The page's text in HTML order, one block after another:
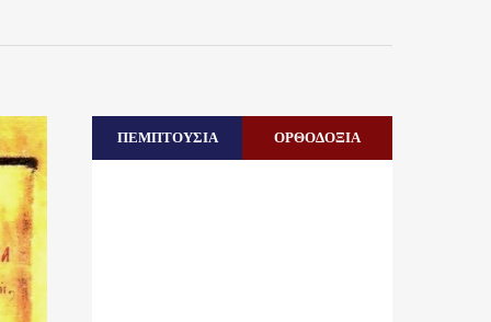
ΠΕΜΠΤΟΥΣΙΑ ΟΡΘΟΔΟΞΙΑ